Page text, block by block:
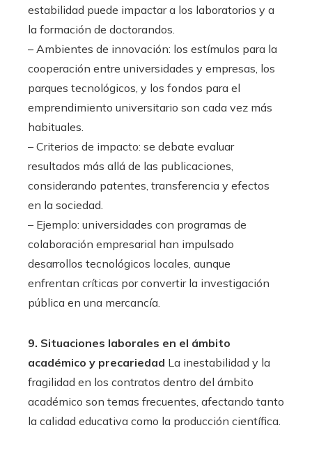
estabilidad puede impactar a los laboratorios y a
la formación de doctorandos.
– Ambientes de innovación: los estímulos para la
cooperación entre universidades y empresas, los
parques tecnológicos, y los fondos para el
emprendimiento universitario son cada vez más
habituales.
– Criterios de impacto: se debate evaluar
resultados más allá de las publicaciones,
considerando patentes, transferencia y efectos
en la sociedad.
– Ejemplo: universidades con programas de
colaboración empresarial han impulsado
desarrollos tecnológicos locales, aunque
enfrentan críticas por convertir la investigación
pública en una mercancía.
9. Situaciones laborales en el ámbito
académico y precariedad La inestabilidad y la
fragilidad en los contratos dentro del ámbito
académico son temas frecuentes, afectando tanto
la calidad educativa como la producción científica.